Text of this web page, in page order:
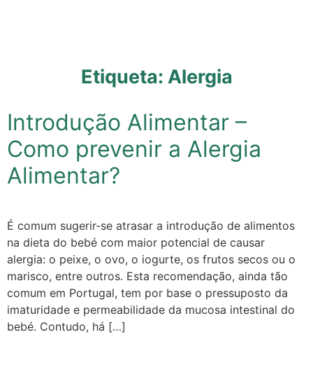
Etiqueta: Alergia
Introdução Alimentar –
Como prevenir a Alergia
Alimentar?
É comum sugerir-se atrasar a introdução de alimentos
na dieta do bebé com maior potencial de causar
alergia: o peixe, o ovo, o iogurte, os frutos secos ou o
marisco, entre outros. Esta recomendação, ainda tão
comum em Portugal, tem por base o pressuposto da
imaturidade e permeabilidade da mucosa intestinal do
bebé. Contudo, há […]